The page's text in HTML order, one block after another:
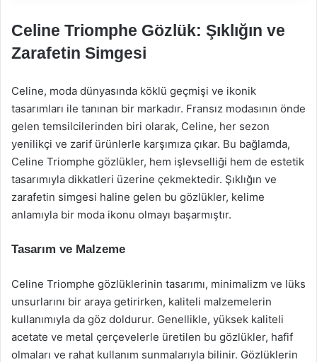
Celine Triomphe Gözlük: Şıklığın ve
Zarafetin Simgesi
Celine, moda dünyasında köklü geçmişi ve ikonik
tasarımları ile tanınan bir markadır. Fransız modasının önde
gelen temsilcilerinden biri olarak, Celine, her sezon
yenilikçi ve zarif ürünlerle karşımıza çıkar. Bu bağlamda,
Celine Triomphe gözlükler, hem işlevselliği hem de estetik
tasarımıyla dikkatleri üzerine çekmektedir. Şıklığın ve
zarafetin simgesi haline gelen bu gözlükler, kelime
anlamıyla bir moda ikonu olmayı başarmıştır.
Tasarım ve Malzeme
Celine Triomphe gözlüklerinin tasarımı, minimalizm ve lüks
unsurlarını bir araya getirirken, kaliteli malzemelerin
kullanımıyla da göz doldurur. Genellikle, yüksek kaliteli
acetate ve metal çerçevelerle üretilen bu gözlükler, hafif
olmaları ve rahat kullanım sunmalarıyla bilinir. Gözlüklerin